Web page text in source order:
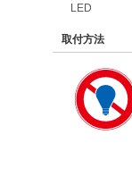
LED
取付方法